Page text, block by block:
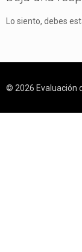
Lo siento, debes
© 2026 Evaluación